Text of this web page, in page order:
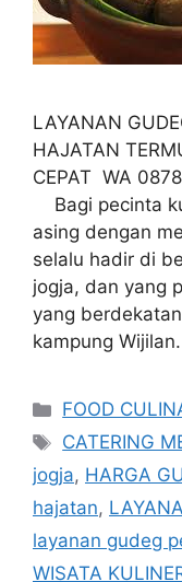
LAYANAN
HAJATAN
CEPAT WA
Bagi pecinta
asing dengan
selalu hadir di
jogja, dan yang
yang
kampung
Categories
FOOD
Tags
CATERING
jogja, HARGA
hajatan,
layanan gudeg
WISATA